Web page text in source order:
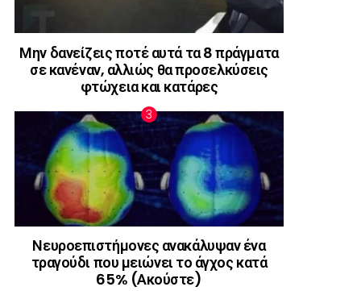
Μην δανείζεις ποτέ αυτά τα 8 πράγματα
σε κανέναν, αλλιώς θα προσελκύσεις
φτώχεια και κατάρες
Νευροεπιστήμονες ανακάλυψαν ένα
τραγούδι που μειώνει το άγχος κατά
65% (Ακούστε)